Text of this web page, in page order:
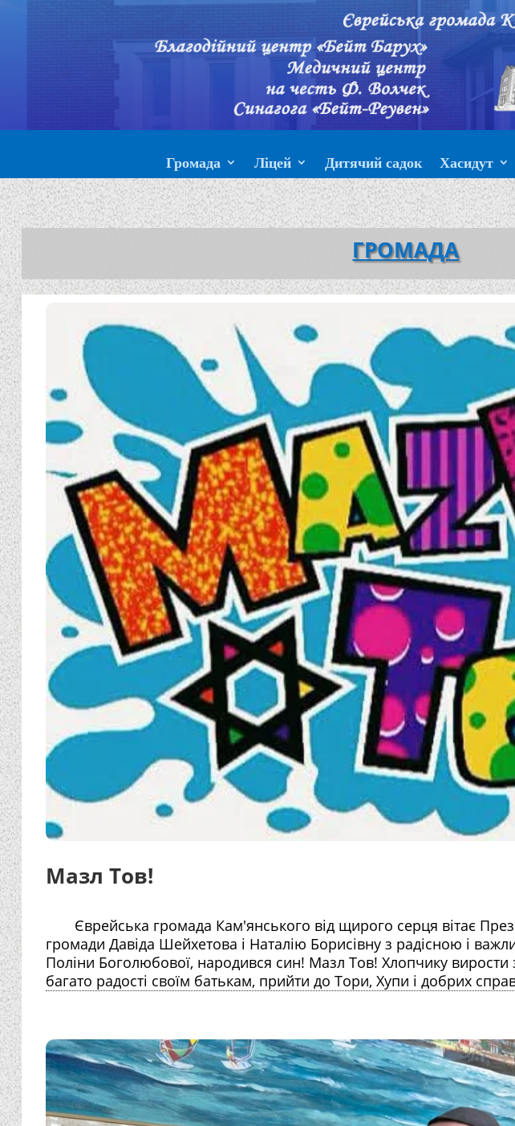
Громада Ліцей Дитячий садок Хасидут
ГРОМАДА
Мазл Тов!
Єврейська громада Кам'янського від щирого серця вітає
громади Давіда Шейхетова і Наталію Борисівну з радісною і
Поліни Боголюбової, народився син! Мазл Тов! Хлопчику
багато радості своїм батькам, прийти до Тори, Хупи і добрих